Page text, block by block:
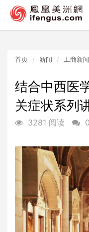
首页 新闻 工商新闻
结合中西医
关症状系列
3281 阅读